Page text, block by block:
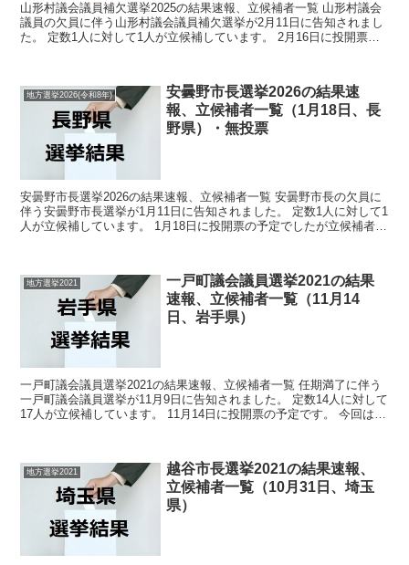
山形村議会議員補欠選挙2025の結果速報、立候補者一覧 山形村議会
議員の欠員に伴う山形村議会議員補欠選挙が2月11日に告知されまし
た。 定数1人に対して1人が立候補しています。 2月16日に投開票の
地方選挙2026(令和8年)
安曇野市長選挙2026の結果速
報、立候補者一覧（1月18日、長
野県）・無投票
安曇野市長選挙2026の結果速報、立候補者一覧 安曇野市長の欠員に
伴う安曇野市長選挙が1月11日に告知されました。 定数1人に対して1
人が立候補しています。 1月18日に投開票の予定でしたが立候補者が
地方選挙2021
一戸町議会議員選挙2021の結果
速報、立候補者一覧（11月14
日、岩手県）
一戸町議会議員選挙2021の結果速報、立候補者一覧 任期満了に伴う
一戸町議会議員選挙が11月9日に告知されました。 定数14人に対して
17人が立候補しています。 11月14日に投開票の予定です。 今回はこ
地方選挙2021
越谷市長選挙2021の結果速報、
立候補者一覧（10月31日、埼玉
県）